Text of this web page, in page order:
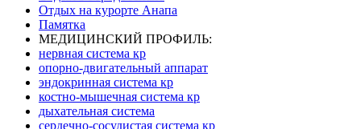
Отдых на курорте Анапа
Памятка
МЕДИЦИНСКИЙ ПРОФИЛЬ:
нервная система кр
опорно-двигательный аппарат
эндокринная система кр
костно-мышечная система кр
дыхательная система
сердечно-сосудистая система кр